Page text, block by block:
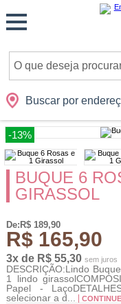
Buscar por
Cidades
-13%
BUQUE 6
GIRASSOL
De:R$ 189,90
R$ 165,90
3x de R$ 55,30 sem juros
DESCRIÇÃO:Lindo
1 lindo
Papel -
selecionar a d...